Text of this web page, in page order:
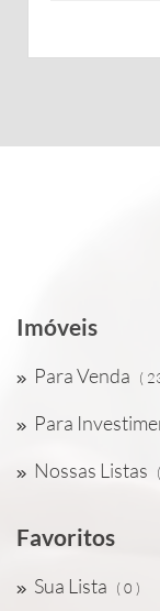
Imóveis
Para Venda (
Para
Nossas Listas
Favoritos
Sua Lista ( 0 )